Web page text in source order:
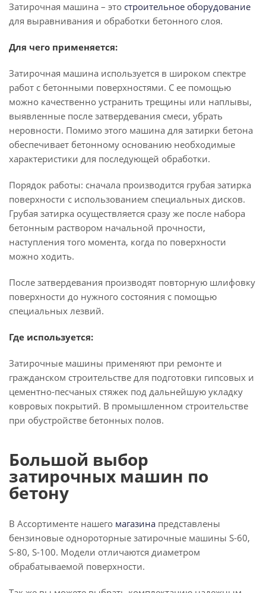
Затирочная машина – это строительное оборудование
для выравнивания и обработки бетонного слоя.
Для чего применяется:
Затирочная машина используется в широком спектре
работ с бетонными поверхностями. С ее помощью
можно качественно устранить трещины или наплывы,
выявленные после затвердевания смеси, убрать
неровности. Помимо этого машина для затирки бетона
обеспечивает бетонному основанию необходимые
характеристики для последующей обработки.
Порядок работы: сначала производится грубая затирка
поверхности с использованием специальных дисков.
Грубая затирка осуществляется сразу же после набора
бетонным раствором начальной прочности,
наступления того момента, когда по поверхности
можно ходить.
После затвердевания производят повторную шлифовку
поверхности до нужного состояния с помощью
специальных лезвий.
Где используется:
Затирочные машины применяют при ремонте и
гражданском строительстве для подготовки гипсовых и
цементно-песчаных стяжек под дальнейшую укладку
ковровых покрытий. В промышленном строительстве
при обустройстве бетонных полов.
Большой выбор
затирочных машин по
бетону
В Ассортименте нашего магазина представлены
бензиновые однороторные затирочные машины S-60,
S-80, S-100. Модели отличаются диаметром
обрабатываемой поверхности.